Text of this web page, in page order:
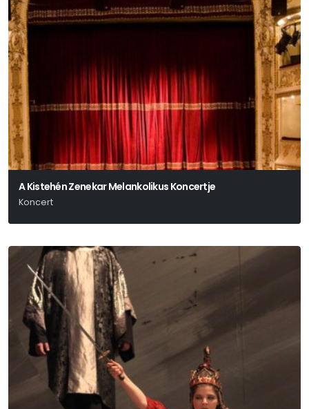
A Kistehén Zenekar Melankolikus Koncertje
Koncert